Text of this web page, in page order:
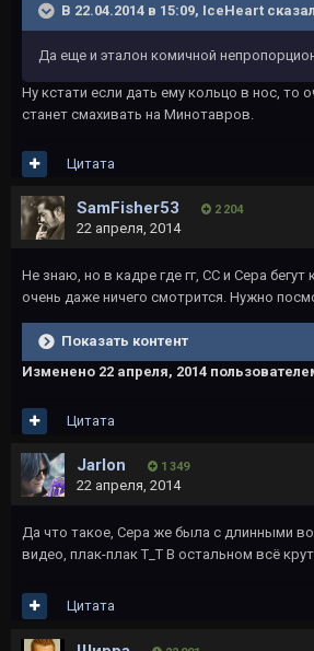
В 22.04.2014 в 15:09, IceHeart
Да еще и эталон комичной
Ну кстати если дать ему кольцо в нос, то
станет смахивать на Минотавров.
Цитата
SamFisher53 2 204
22 апреля, 2014
Не знаю, но в кадре где гг, СС и Сера бегут
очень даже ничего смотрится. Нужно
Показать контент
Изменено 22 апреля, 2014
Цитата
Jarlon 1 349
22 апреля, 2014
Да что такое, Сера же была с длинными
видео, плак-плак Т_Т В остальном всё
Цитата